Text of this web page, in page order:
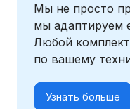
Мы не просто
мы адаптируем
Любой
по вашему
Узнать больше